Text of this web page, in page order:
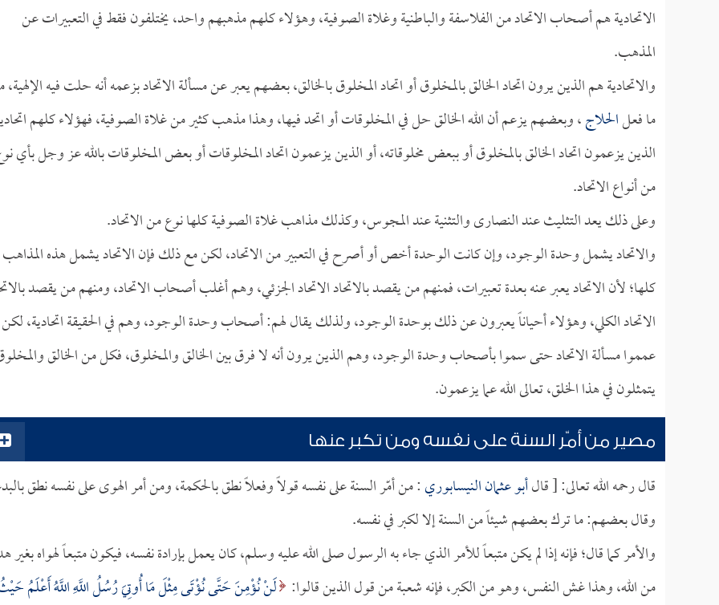
الاتحادية هم أصحاب الاتحاد من الفلاسفة والباطنية وغلاة الصوفية، وهؤلاء كلهم مذهبهم واحد، يختلفون فقط في التعبيرات عن
المذهب.
والاتحادية هم الذين يرون اتحاد الخالق بالمخلوق أو اتحاد المخلوق بالخالق، بعضهم يعبر عن مسألة الاتحاد بزعمه أنه حلت فيه
ما فعلالحلاج، وبعضهم يزعم أن الله الخالق حل في المخلوقات أو اتحد فيها، وهذا مذهب كثير من غلاة الصوفية، فهؤلاء كلهم
الذين يزعمون اتحاد الخالق بالمخلوق أو ببعض مخلوقاته، أو الذين يزعمون اتحاد المخلوقات أو بعض المخلوقات بالله عز وجل بأي
من أنواع الاتحاد.
وعلى ذلك يعد التثليث عند النصارى والتثنية عند المجوس، وكذلك مذاهب غلاة الصوفية كلها نوع من الاتحاد.
والاتحاد يشمل وحدة الوجود، وإن كانت الوحدة أخص أو أصرح في التعبير من الاتحاد، لكن مع ذلك فإن الاتحاد يشمل هذه المذاهب
كلها؛ لأن الاتحاد يعبر عنه بعدة تعبيرات، فمنهم من يقصد بالاتحاد الاتحاد الجزئي، وهم أغلب أصحاب الاتحاد، ومنهم من يقصد
الاتحاد الكلي، وهؤلاء أحياناً يعبرون عن ذلك بوحدة الوجود، ولذلك يقال لهم: أصحاب وحدة الوجود، وهم في الحقيقة اتحادية، لكن
عمموا مسألة الاتحاد حتى سموا بأصحاب وحدة الوجود، وهم الذين يرون أنه لا فرق بين الخالق والمخلوق، فكل من الخالق
يتمثلون في هذا الخلق، تعالى الله عما يزعمون.
مصير من أمّر السنة على نفسه ومن تكبر عنها
قال رحمه الله تعالى: [ قالأبو عثمان النيسابوري: من أمّر السنة على نفسه قولاً وفعلاً نطق بالحكمة، ومن أمر الهوى على نفسه نطق
وقال بعضهم: ما ترك بعضهم شيئاً من السنة إلا لكبر في نفسه.
والأمر كما قال؛ فإنه إذا لم يكن متبعاً للأمر الذي جاء به الرسول صلى الله عليه وسلم، كان يعمل بإرادة نفسه، فيكون متبعاً لهواه بغير
من الله، وهذا غش النفس، وهو من الكبر، فإنه شعبة من قول الذين قالوا: لَنْ نُؤْمِنَ حَتَّى نُؤْتَى مِثْلَ مَا أُوتِيَ رُسُلُ اللَّهِ اللَّهُ أَعْلَمُ